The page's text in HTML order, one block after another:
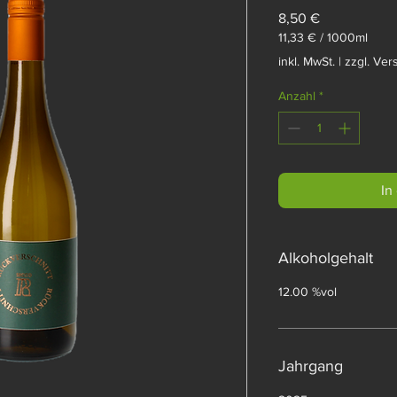
8,50 €Preis
11,33 € / 1000ml
11,33 €
Milliliter
inkl. MwSt. | zzgl.
Anzahl *
In
Alkoholgehalt
12.00 %vol
Jahrgang